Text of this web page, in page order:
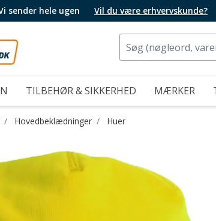
sender hele ugen Vil du være erhvervskunde?
TILBEHØR & SIKKERHED MÆRKER
Hovedbeklædninger Huer